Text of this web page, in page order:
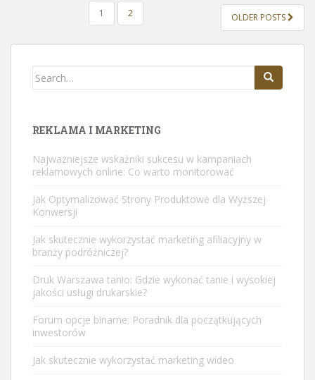
STRONICOWANIE
1 2 OLDER POSTS
Search
REKLAMA I MARKETING
Najważniejsze wskaźniki sukcesu w kampaniach
reklamowych online: Co warto monitorować
Jak Optymalizować Strony Produktowe dla Wyższej
Konwersji
Jak skutecznie wykorzystać marketing afiliacyjny w
branży podróżniczej?
Druk Warszawa tanio: Gdzie wykonać tanie i wysokiej
jakości usługi drukarskie?
Forum opcje binarne: Poradnik dla początkujących
inwestorów
Jak skutecznie wykorzystać marketing wideo